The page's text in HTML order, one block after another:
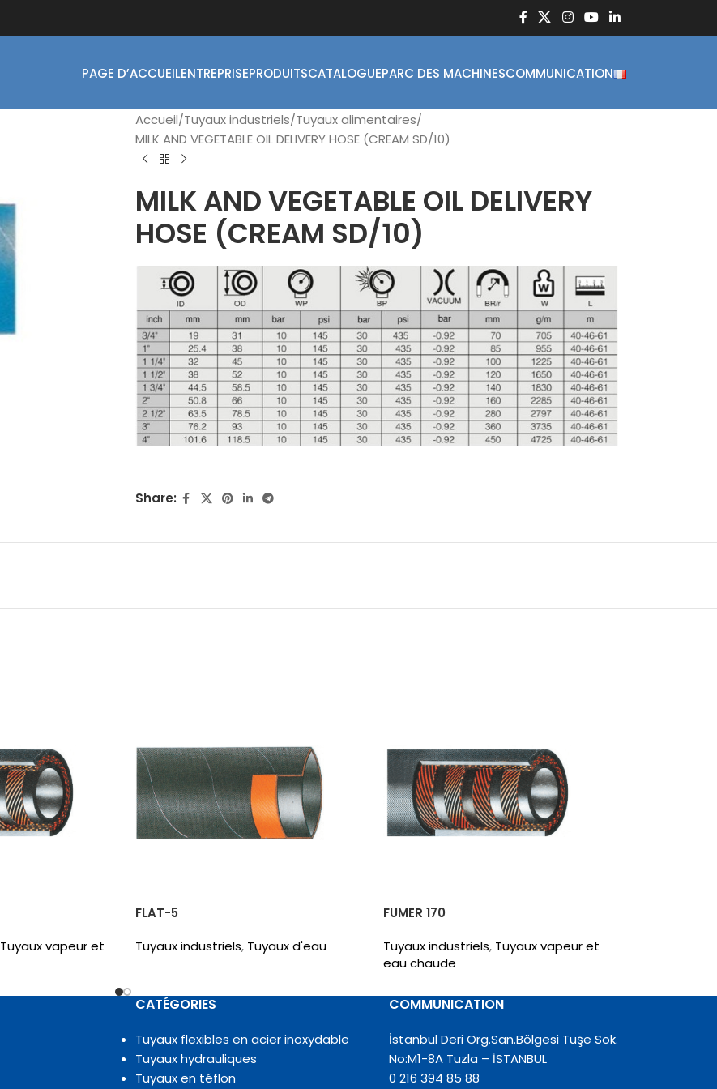
PAGE D’ACCUEILENTREPRISEPRODUITSCATALOGUEPARC DES MACHINESCOMMUNICATION
Accueil Tuyaux industriels Tuyaux alimentaires
MILK AND VEGETABLE OIL DELIVERY HOSE (CREAM SD/10)
MILK AND VEGETABLE OIL DELIVERY
HOSE (CREAM SD/10)
Share:
Tuyaux vapeur et
FLAT-5
Tuyaux industriels, Tuyaux d'eau
FUMER 170
Tuyaux industriels, Tuyaux vapeur et
eau chaude
CATÉGORIES
Tuyaux flexibles en acier inoxydable
Tuyaux hydrauliques
Tuyaux en téflon
COMMUNICATION
İstanbul Deri Org.San.Bölgesi Tuşe Sok.
No:M1-8A Tuzla – İSTANBUL
0 216 394 85 88